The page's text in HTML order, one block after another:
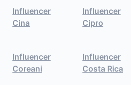
Influencer
Cina
Influencer
Cipro
Influencer
Coreani
Influencer
Costa Rica